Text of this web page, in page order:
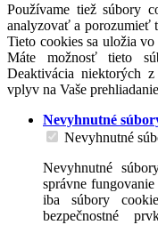
Používame tiež súbory
analyzovať a porozumieť
Tieto cookies sa uložia
Máte možnosť tieto
Deaktivácia niektorých
vplyv na Vaše
Nevyhnutné
Nevyhnutné
Nevyhnutné
správne
iba súbory
bezpečnostné